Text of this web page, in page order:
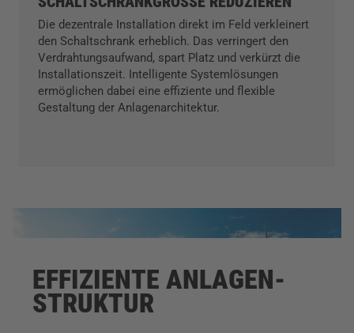
Die dezentrale Installation direkt im Feld verkleinert
den Schaltschrank erheblich. Das verringert den
Verdrahtungsaufwand, spart Platz und verkürzt die
Installationszeit. Intelligente Systemlösungen
ermöglichen dabei eine effiziente und flexible
Gestaltung der Anlagenarchitektur.
EFFIZIENTE ANLAGEN­
STRUKTUR